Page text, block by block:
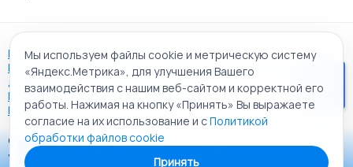
Пользовательское соглашение
Политика АО "РАД" в отношении обработки персональных
данных
Политика обработки файлов cookie
Карта сайта
© 2009 - 2026 АО «Российский аукционный дом»
универсальная торговая площадка. Все права защищены.
Мы используем файлы cookie и метрическую систему
«Яндекс.Метрика», для улучшения Вашего
взаимодействия с нашим веб-сайтом и корректной его
работы. Нажимая на кнопку «Принять» Вы выражаете
согласие на их использование и сПолитикой
обработки файлов cookie
Принять
Приложение «РАД Каталог»